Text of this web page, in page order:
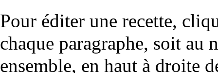
Pour éditer une recette,
chaque paragraphe, soit au
ensemble, en haut à droite